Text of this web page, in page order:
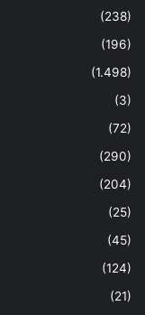
(238)
(196)
(1.498)
(3)
(72)
(290)
(204)
(25)
(45)
(124)
(21)